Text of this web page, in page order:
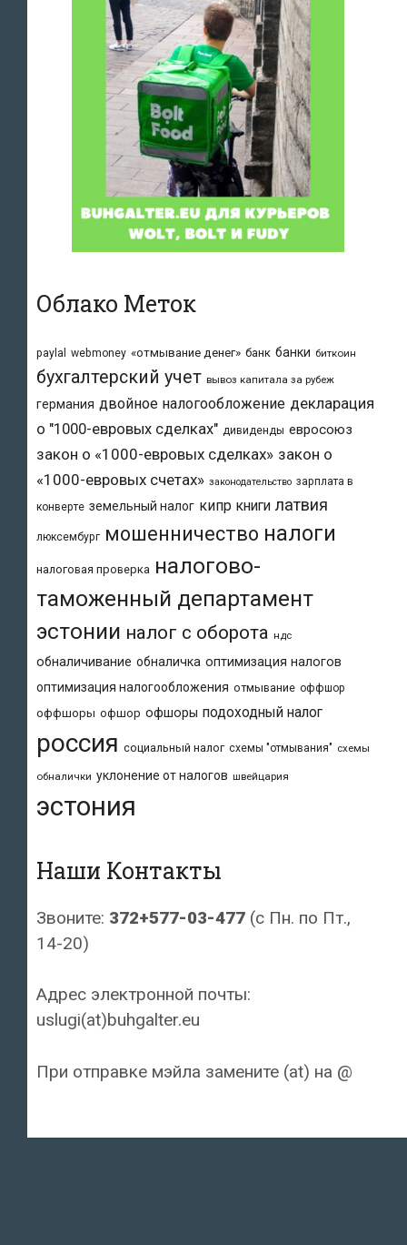
Облако Меток
paylal webmoney «отмывание денег» банк банки биткоин
бухгалтерский учет вывоз капитала за рубеж
германия двойное налогообложение декларация
о "1000-евровых сделках" дивиденды евросоюз
закон о «1000-евровых сделках» закон о
«1000-евровых счетах» законодательство зарплата в
конверте земельный налог кипр книги латвия
люксембург мошенничество налоги
налоговая проверка налогово-
таможенный департамент
эстонии налог с оборота ндс
обналичивание обналичка оптимизация налогов
оптимизация налогообложения отмывание оффшор
оффшоры офшор офшоры подоходный налог
россия социальный налог схемы "отмывания" схемы
обналички уклонение от налогов швейцария
эстония
Наши Контакты
Звоните: 372+577-03-477 (с Пн. по Пт.,
14-20)
Адрес электронной почты:
uslugi(at)buhgalter.eu
При отправке мэйла замените (at) на @